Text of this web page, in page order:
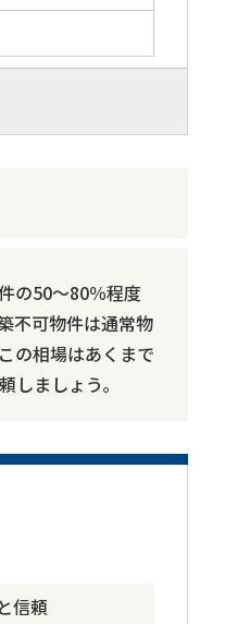
の50～80％程度
不可物件は通常物
の相場はあくまで
ましょう。
信頼